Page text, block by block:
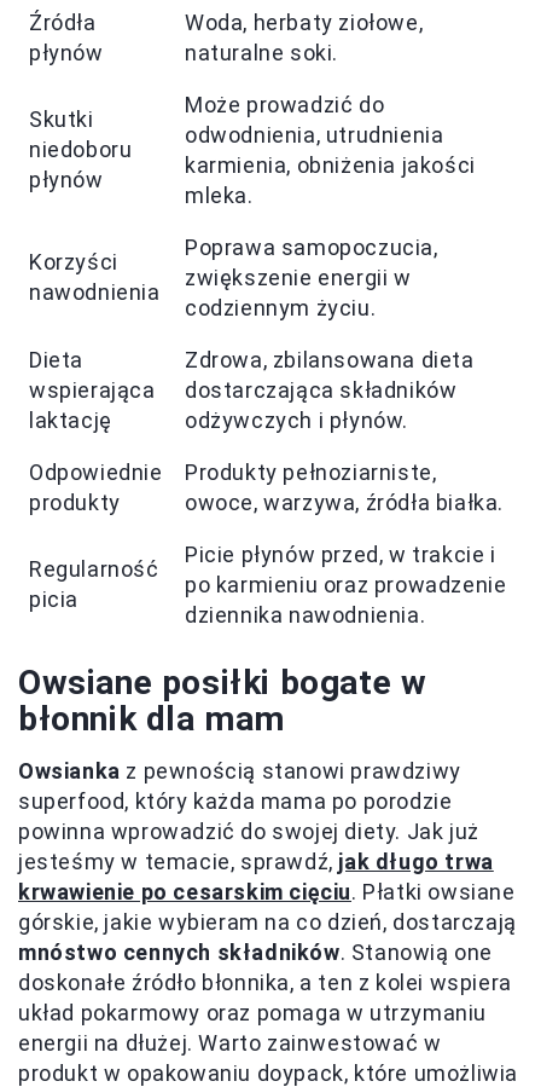
Źródła
płynów
Woda, herbaty ziołowe,
naturalne soki.
Skutki
niedoboru
płynów
Może prowadzić do
odwodnienia, utrudnienia
karmienia, obniżenia jakości
mleka.
Korzyści
nawodnienia
Poprawa samopoczucia,
zwiększenie energii w
codziennym życiu.
Dieta
wspierająca
laktację
Zdrowa, zbilansowana dieta
dostarczająca składników
odżywczych i płynów.
Odpowiednie
produkty
Produkty pełnoziarniste,
owoce, warzywa, źródła białka.
Regularność
picia
Picie płynów przed, w trakcie i
po karmieniu oraz prowadzenie
dziennika nawodnienia.
Owsiane posiłki bogate w
błonnik dla mam
Owsianka z pewnością stanowi prawdziwy
superfood, który każda mama po porodzie
powinna wprowadzić do swojej diety. Jak już
jesteśmy w temacie, sprawdź, jak długo trwa
krwawienie po cesarskim cięciu. Płatki owsiane
górskie, jakie wybieram na co dzień, dostarczają
mnóstwo cennych składników. Stanowią one
doskonałe źródło błonnika, a ten z kolei wspiera
układ pokarmowy oraz pomaga w utrzymaniu
energii na dłużej. Warto zainwestować w
produkt w opakowaniu doypack, które umożliwia